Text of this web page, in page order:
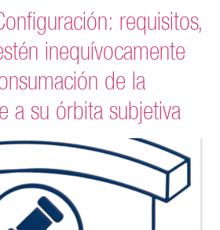
requisitos,
inequívocamente
de la
a su órbita subjetiva